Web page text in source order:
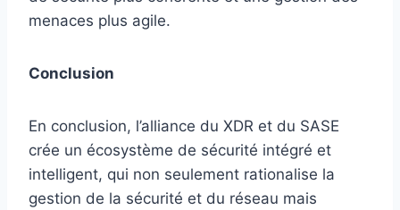
menaces plus agile.
Conclusion
En conclusion, l’alliance du XDR et du SASE
crée un écosystème de sécurité intégré et
intelligent, qui non seulement rationalise la
gestion de la sécurité et du réseau mais